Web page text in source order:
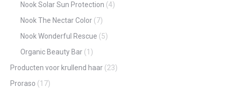
Nook Solar Sun Protection (4)
Nook The Nectar Color (7)
Nook Wonderful Rescue (5)
Organic Beauty Bar (1)
Producten voor krullend haar (23)
Proraso (17)